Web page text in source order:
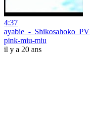
4:37
ayabie_-_Shikosahoko_PV
pink-miu-miu
il y a 20 ans